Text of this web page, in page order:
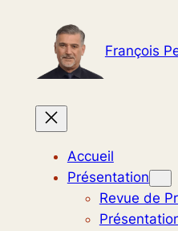
contenu
François
Accueil
Présentation
Revue de